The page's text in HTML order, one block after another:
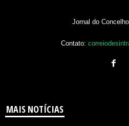
Jornal do
Contato:
MAIS NOTÍCIAS